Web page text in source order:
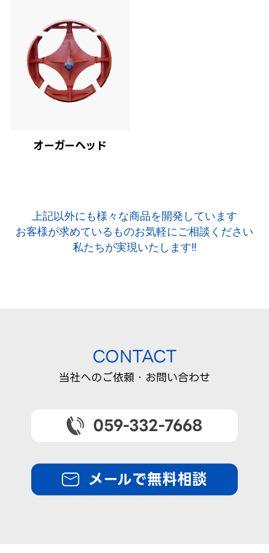
オーガーヘッド
上記以外にも様々な商品を開発しています
お客様が求めているものお気軽にご相談ください
私たちが実現いたします!!
CONTACT
当社へのご依頼・お問い合わせ
059-332-7668
メールで無料相談